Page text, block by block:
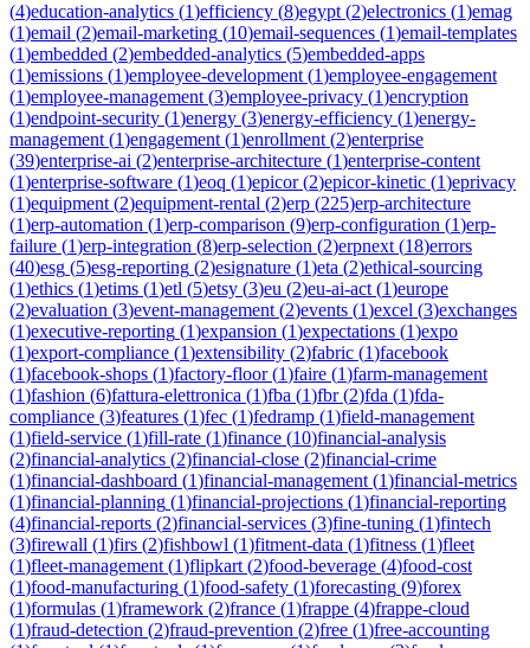
(4)education-analytics (1)efficiency (8)egypt (2)electronics (1)emag
(1)email (2)email-marketing (10)email-sequences (1)email-templates
(1)embedded (2)embedded-analytics (5)embedded-apps
(1)emissions (1)employee-development (1)employee-engagement
(1)employee-management (3)employee-privacy (1)encryption
(1)endpoint-security (1)energy (3)energy-efficiency (1)energy-
management (1)engagement (1)enrollment (2)enterprise
(39)enterprise-ai (2)enterprise-architecture (1)enterprise-content
(1)enterprise-software (1)eoq (1)epicor(2)epicor-kinetic (1)eprivacy
(1)equipment (2)equipment-rental (2)erp (225)erp-architecture
(1)erp-automation (1)erp-comparison (9)erp-configuration (1)erp-
failure (1)erp-integration (8)erp-selection (2)erpnext (18)errors
(40)esg (5)esg-reporting (2)esignature (1)eta (2)ethical-sourcing
(1)ethics (1)etims (1)etl (5)etsy (3)eu (2)eu-ai-act (1)europe
(2)evaluation (3)event-management (2)events (1)excel (3)exchanges
(1)executive-reporting (1)expansion (1)expectations (1)expo
(1)export-compliance (1)extensibility (2)fabric (1)facebook
(1)facebook-shops (1)factory-floor(1)faire (1)farm-management
(1)fashion (6)fattura-elettronica (1)fba (1)fbr(2)fda (1)fda-
compliance (3)features (1)fec (1)fedramp (1)field-management
(1)field-service (1)fill-rate (1)finance (10)financial-analysis
(2)financial-analytics (2)financial-close (2)financial-crime
(1)financial-dashboard (1)financial-management (1)financial-metrics
(1)financial-planning (1)financial-projections (1)financial-reporting
(4)financial-reports (2)financial-services (3)fine-tuning (1)fintech
(3)firewall (1)firs (2)fishbowl (1)fitment-data (1)fitness (1)fleet
(1)fleet-management (1)flipkart (2)food-beverage (4)food-cost
(1)food-manufacturing (1)food-safety (1)forecasting (9)forex
(1)formulas (1)framework (2)france (1)frappe (4)frappe-cloud
(1)fraud-detection (2)fraud-prevention (2)free (1)free-accounting